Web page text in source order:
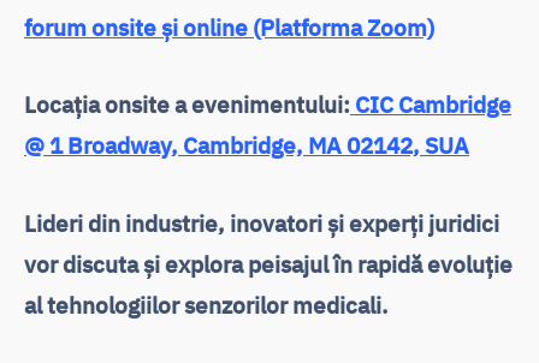
forum onsite și online (Platforma Zoom)
Locația onsite a evenimentului: CIC Cambridge
@ 1 Broadway, Cambridge, MA 02142, SUA
Lideri din industrie, inovatori și experți juridici
vor discuta și explora peisajul în rapidă evoluție
al tehnologiilor senzorilor medicali.